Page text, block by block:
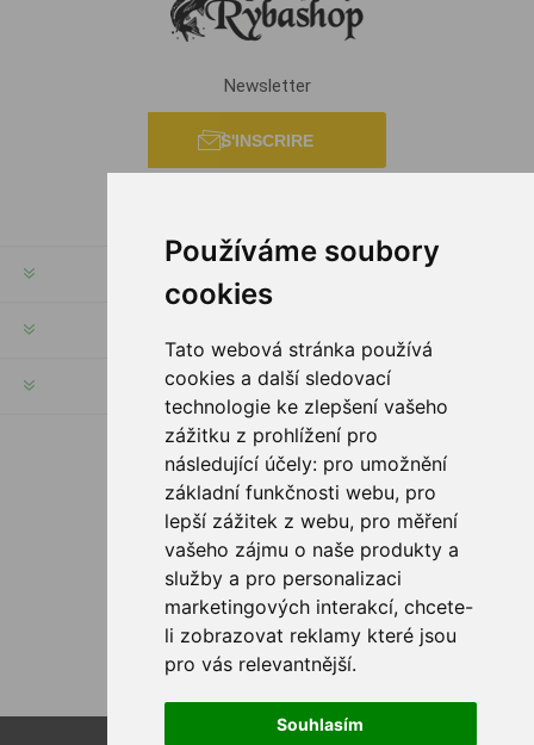
Používáme soubory
cookies
Tato webová stránka používá
cookies a další sledovací
technologie ke zlepšení vašeho
zážitku z prohlížení pro
následující účely: pro umožnění
základní funkčnosti webu, pro
lepší zážitek z webu, pro měření
vašeho zájmu o naše produkty a
služby a pro personalizaci
marketingových interakcí, chcete-
li zobrazovat reklamy které jsou
pro vás relevantnější.
Souhlasím
Newsletter
S'INSCRIRE
SERVICES
SUIVEZ NOUS
OPTIONS DE PAIEMENT